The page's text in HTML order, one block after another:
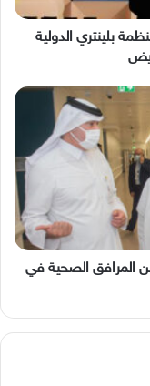
بلينتري الدولية
المرافق الصحية في